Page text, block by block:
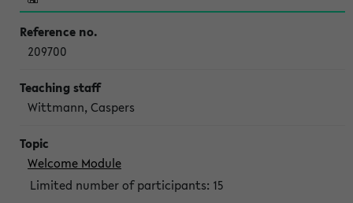
209700
Wittmann, Caspers
Welcome Module
Limited number of participants: 15